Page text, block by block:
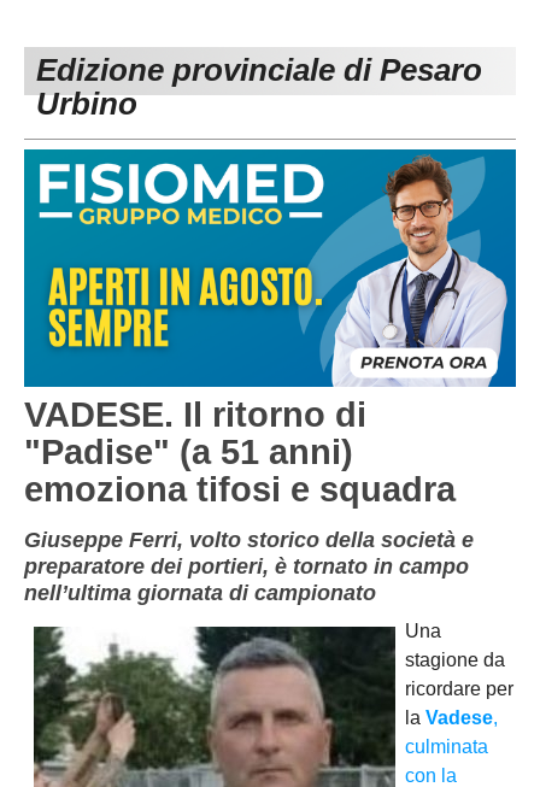
Carica la tua Rosa
1^ CATEGORIA
3^ CATEGORIA
GIOVANILI
Edizione provinciale di Pesaro
Urbino
VADESE. Il ritorno di
"Padise" (a 51 anni)
emoziona tifosi e squadra
Giuseppe Ferri, volto storico della società e
preparatore dei portieri, è tornato in campo
nell’ultima giornata di campionato
Una
stagione da
ricordare per
la Vadese,
culminata
con la